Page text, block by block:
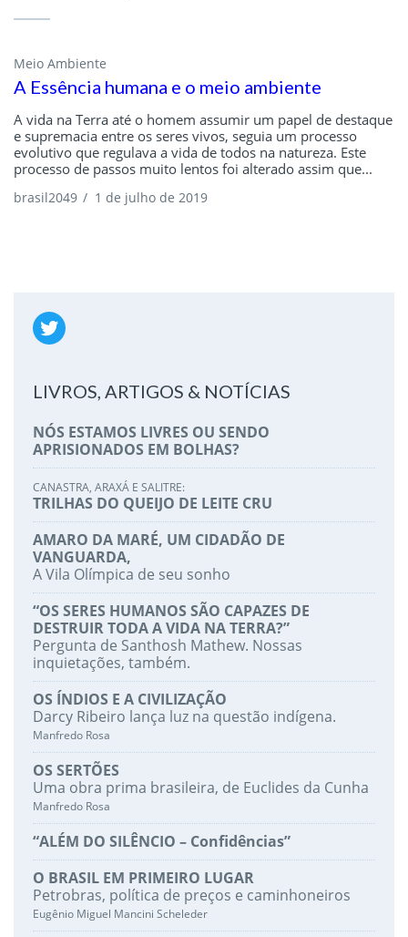
Meio Ambiente
A Essência humana e o meio ambiente
A vida na Terra até o homem assumir um papel de destaque
e supremacia entre os seres vivos, seguia um processo
evolutivo que regulava a vida de todos na natureza. Este
processo de passos muito lentos foi alterado assim que...
brasil2049 / 1 de julho de 2019
LIVROS, ARTIGOS & NOTÍCIAS
NÓS ESTAMOS LIVRES OU SENDO
APRISIONADOS EM BOLHAS?
CANASTRA, ARAXÁ E SALITRE:
TRILHAS DO QUEIJO DE LEITE CRU
AMARO DA MARÉ, UM CIDADÃO DE
VANGUARDA,
A Vila Olímpica de seu sonho
“OS SERES HUMANOS SÃO CAPAZES DE
DESTRUIR TODA A VIDA NA TERRA?”
Pergunta de Santhosh Mathew. Nossas
inquietações, também.
OS ÍNDIOS E A CIVILIZAÇÃO
Darcy Ribeiro lança luz na questão indígena.
Manfredo Rosa
OS SERTÕES
Uma obra prima brasileira, de Euclides da Cunha
Manfredo Rosa
“ALÉM DO SILÊNCIO – Confidências”
O BRASIL EM PRIMEIRO LUGAR
Petrobras, política de preços e caminhoneiros
Eugênio Miguel Mancini Scheleder